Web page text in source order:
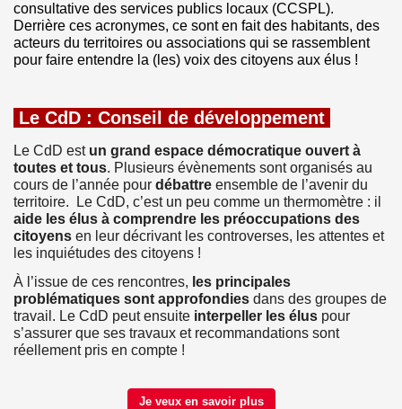
consultative des services publics locaux (CCSPL).
Derrière ces acronymes, ce sont en fait des habitants, des
acteurs du territoires ou associations qui se rassemblent
pour faire entendre la (les) voix des citoyens aux élus !
Le CdD : Conseil de développement
Le CdD est un grand espace démocratique ouvert à
toutes et tous. Plusieurs évènements sont organisés au
cours de l’année pour débattre ensemble de l’avenir du
aide les élus à comprendre les préoccupations des
citoyens en leur décrivant les controverses, les attentes et
les inquiétudes des citoyens !
À l’issue de ces rencontres, les principales
problématiques sont approfondies dans des groupes de
travail. Le CdD peut ensuite interpeller les élus pour
s’assurer que ses travaux et recommandations sont
réellement pris en compte !
Je veux en savoir plus